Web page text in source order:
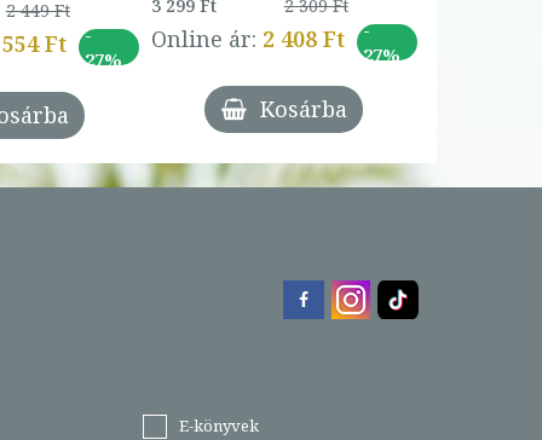
2 449 Ft
Ft
-
27%
3 299 Ft 2 309 Ft
Online ár: 2 408 Ft
-
27%
Kosárba
E-könyvek